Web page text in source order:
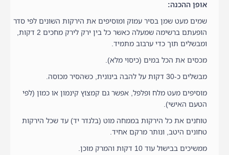
אופן ההכנה:
שמים מעט שמן בסיר עמוק ומוסיפים את הירקות השונים לפי סדר
הופעתם ברשימה שמעלה כאשר כל בין ירק לירק מחכים 2 דקות,
ומבשלים תוך כדי ערבוב מתמיד.
מכסים את הכל במים (כיסוי מלא).
מבשלים כ-30 דקות על להבה בינונית, כשהסיר מכוסה.
מוסיפים מעט מלח ופלפל, אפשר גם קמצוץ קינמון או כמון (לפי
הטעם האישי).
טוחנים את כל הירקות בממחה מוט (בלנדר יד) עד שכל הירקות
טחונים היטב, ונותר מרקם אחיד.
ממשיכים בבישול עוד 10 דקות והמרק מוכן.